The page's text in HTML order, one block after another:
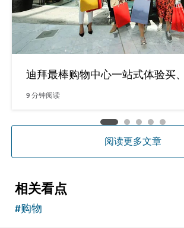
迪拜最棒购物中心一站式体验买
9分钟阅读
阅读更多文章
相关看点
#购物